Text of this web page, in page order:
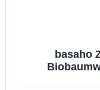
basaho